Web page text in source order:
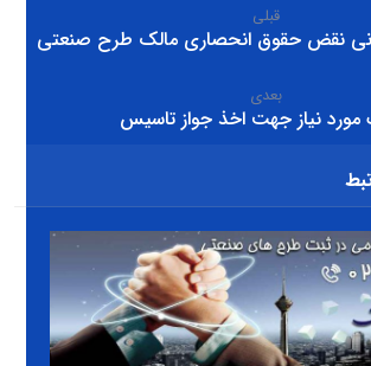
قبلی
نقض حقوق انحصاری مالک طرح صنعتی
بعدی
مورد نیاز جهت اخذ جواز تاسیس